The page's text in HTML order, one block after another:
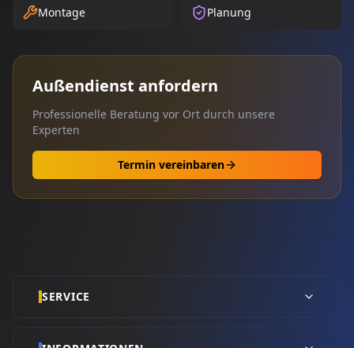
Montage Planung
Außendienst anfordern
Professionelle Beratung vor Ort durch unsere
Experten
Termin vereinbaren
SERVICE